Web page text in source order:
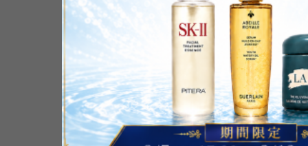
22%
OFF